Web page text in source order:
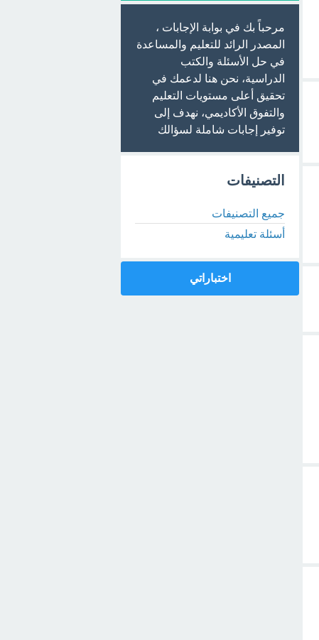
مرحباً بك في بوابة الإجابات ،
المصدر الرائد للتعليم والمساعدة
في حل الأسئلة والكتب
الدراسية، نحن هنا لدعمك في
تحقيق أعلى مستويات التعليم
والتفوق الأكاديمي، نهدف إلى
توفير إجابات شاملة لسؤالك
التصنيفات
جميع التصنيفات
أسئلة تعليمية
اختباراتي